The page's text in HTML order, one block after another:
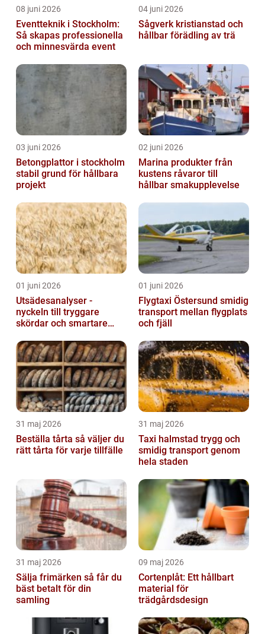
08 juni 2026
Eventteknik i Stockholm:
Så skapas professionella
och minnesvärda event
04 juni 2026
Sågverk kristianstad och
hållbar förädling av trä
03 juni 2026
Betongplattor i stockholm
stabil grund för hållbara
projekt
02 juni 2026
Marina produkter från
kustens råvaror till
hållbar smakupplevelse
01 juni 2026
Utsädesanalyser -
nyckeln till tryggare
skördar och smartare
01 juni 2026
Flygtaxi Östersund smidig
transport mellan flygplats
och fjäll
31 maj 2026
Beställa tårta så väljer du
rätt tårta för varje tillfälle
31 maj 2026
Taxi halmstad trygg och
smidig transport genom
hela staden
31 maj 2026
Sälja frimärken så får du
bäst betalt för din
samling
09 maj 2026
Cortenplåt: Ett hållbart
material för
trädgårdsdesign